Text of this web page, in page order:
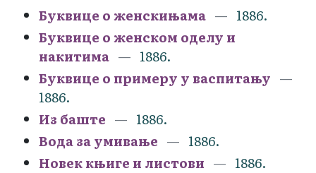
Буквице о женскињама
1886.
Буквице о женском оделу и
накитима
1886.
Буквице о примеру у васпитању
1886.
Из баште
1886.
Вода за умивање
1886.
Новек књиге и листови
1886.